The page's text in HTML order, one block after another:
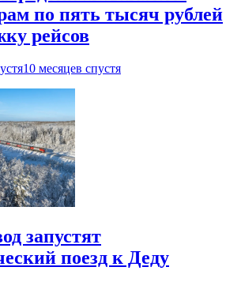
по пять тысяч рублей
рейсов
10 месяцев спустя
запустят
поезд к Деду